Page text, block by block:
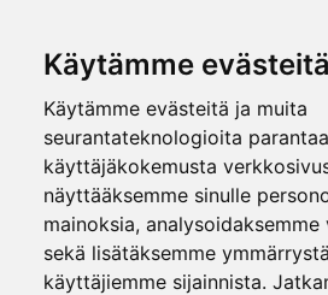
Käytämme evästeitä
Käytämme evästeitä ja muita
seurantateknologioita
käyttäjäkokemusta
näyttääksemme sinulle
mainoksia,
sekä lisätäksemme
käyttäjiemme sijainnista.